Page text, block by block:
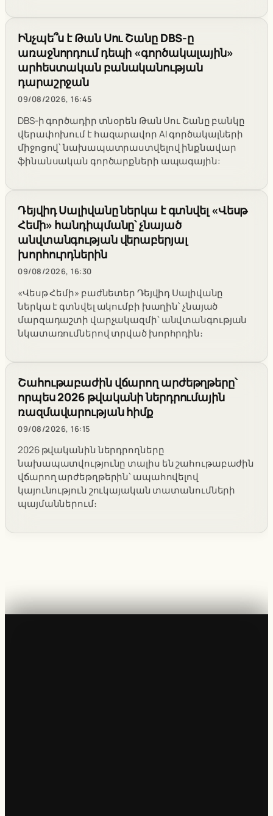
Ինչպե՞ս է Թան Սու Շանը DBS-ը
առաջնորդում դեպի «գործակալային»
արհեստական բանականության
դարաշրջան
09/08/2026, 16:45
DBS-ի գործադիր տնօրեն Թան Սու Շանը բանկը
վերափոխում է հազարավոր AI գործակալների
միջոցով՝ նախապատրաստվելով ինքնավար
ֆինանսական գործարքների ապագային:
Դեյվիդ Սալիվանը ներկա է գտնվել «Վեսթ
Հեմի» հանդիպմանը՝ չնայած
անվտանգության վերաբերյալ
խորհուրդներին
09/08/2026, 16:30
«Վեսթ Հեմի» բաժնետեր Դեյվիդ Սալիվանը
ներկա է գտնվել ակումբի խաղին՝ չնայած
մարզադաշտի վարչակազմի՝ անվտանգության
նկատառումներով տրված խորհրդին։
Շահութաբաժին վճարող արժեթղթերը՝
որպես 2026 թվականի ներդրումային
ռազմավարության հիմք
09/08/2026, 16:15
2026 թվականին ներդրողները
նախապատվությունը տալիս են շահութաբաժին
վճարող արժեթղթերին՝ ապահովելով
կայունություն շուկայական տատանումների
պայմաններում։